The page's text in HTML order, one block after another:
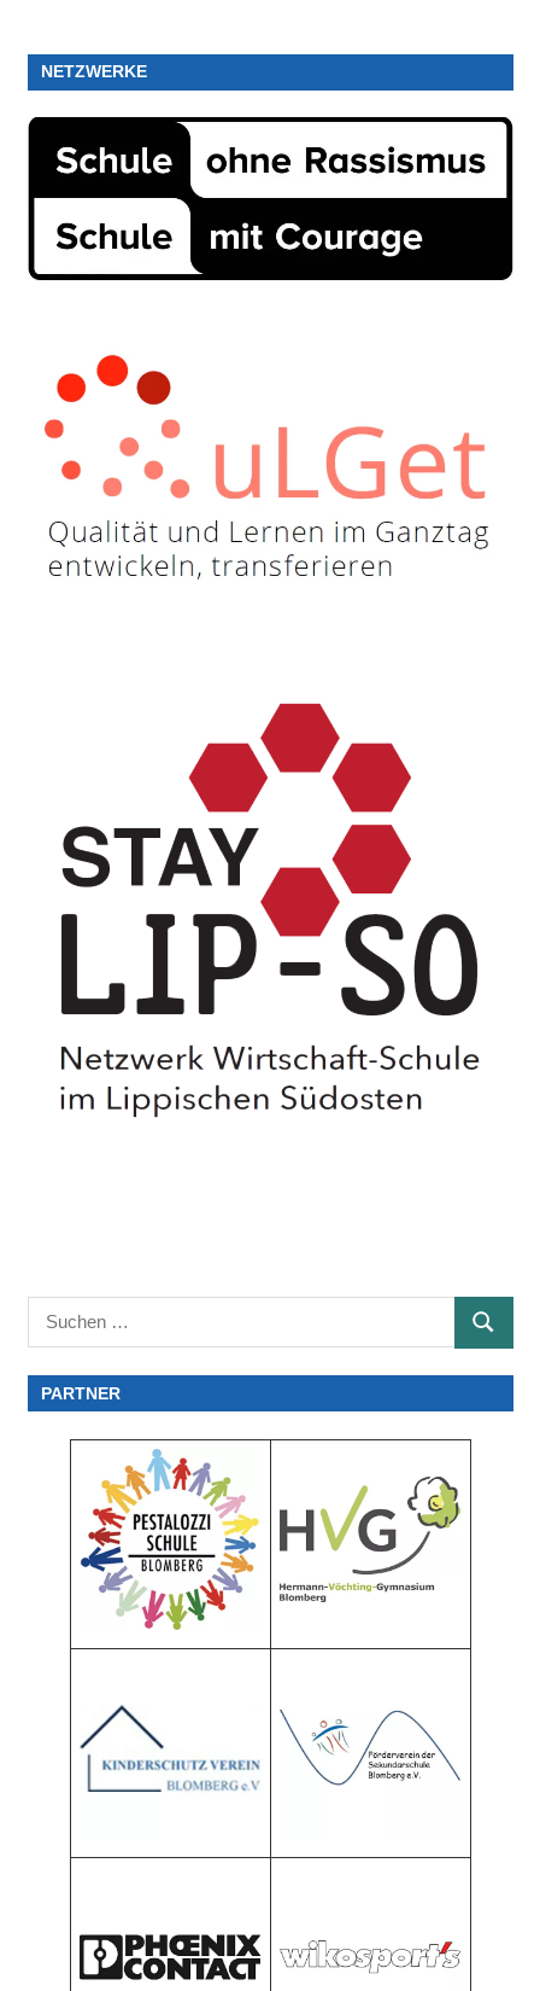
NETZWERKE
Suchen
nach:
SUCHEN
PARTNER